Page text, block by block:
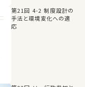
第21回 4-2 制度設計の
手法と環境変化への適
応